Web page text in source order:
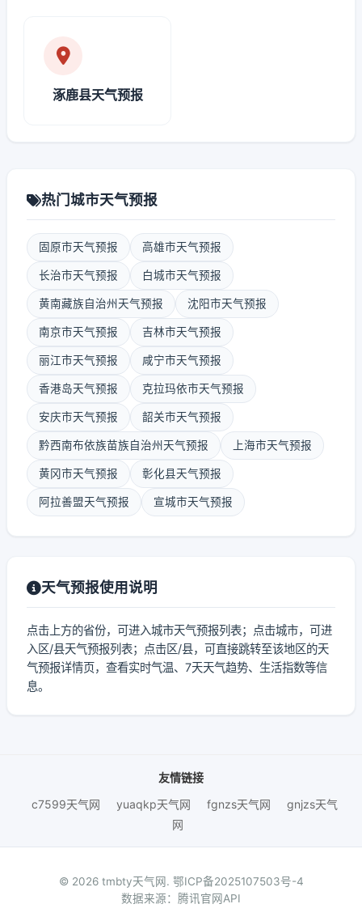
涿鹿县天气预报
热门城市天气预报
固原市天气预报 高雄市天气预报
长治市天气预报 白城市天气预报
黄南藏族自治州天气预报 沈阳市天气预报
南京市天气预报 吉林市天气预报
丽江市天气预报 咸宁市天气预报
香港岛天气预报 克拉玛依市天气预报
安庆市天气预报 韶关市天气预报
黔西南布依族苗族自治州天气预报 上海市天气预报
黄冈市天气预报 彰化县天气预报
阿拉善盟天气预报 宣城市天气预报
天气预报使用说明
点击上方的省份，可进入城市天气预报列表；点击城市，可进
入区/县天气预报列表；点击区/县，可直接跳转至该地区的天
气预报详情页，查看实时气温、7天天气趋势、生活指数等信
息。
友情链接
c7599天气网
yuaqkp天气网 fgnzs天气网
gnjzs天气
网
© 2026 tmbty天气网. 鄂ICP备2025107503号-4
数据来源：腾讯官网API